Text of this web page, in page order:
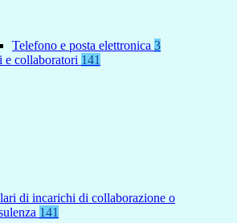
Telefono e posta elettronica 3
e collaboratori 141
di incarichi di collaborazione o
141